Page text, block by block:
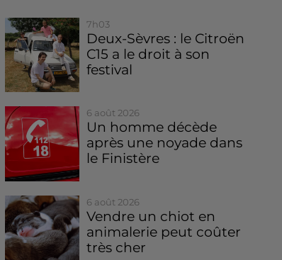
7h03
Deux-Sèvres : le Citroën
C15 a le droit à son
festival
6 août 2026
Un homme décède
après une noyade dans
le Finistère
6 août 2026
Vendre un chiot en
animalerie peut coûter
très cher